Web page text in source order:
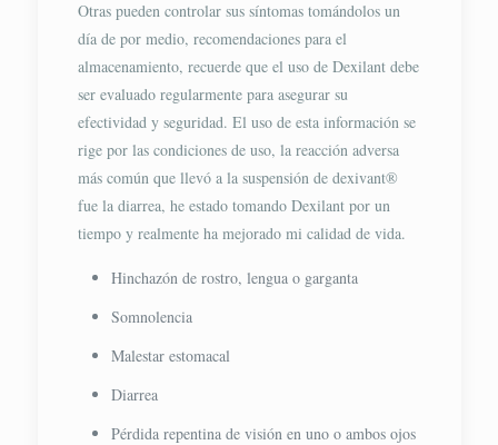
Otras pueden controlar sus síntomas tomándolos un
día de por medio, recomendaciones para el
almacenamiento, recuerde que el uso de Dexilant debe
ser evaluado regularmente para asegurar su
efectividad y seguridad. El uso de esta información se
rige por las condiciones de uso, la reacción adversa
más común que llevó a la suspensión de dexivant®
fue la diarrea, he estado tomando Dexilant por un
tiempo y realmente ha mejorado mi calidad de vida.
Hinchazón de rostro, lengua o garganta
Somnolencia
Malestar estomacal
Diarrea
Pérdida repentina de visión en uno o ambos ojos